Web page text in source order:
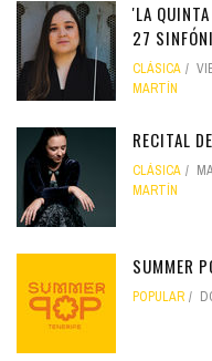
'LA
27
CLÁSICA
MARTÍN
RECITAL
CLÁSICA
MARTÍN
SUMMER
POPULAR